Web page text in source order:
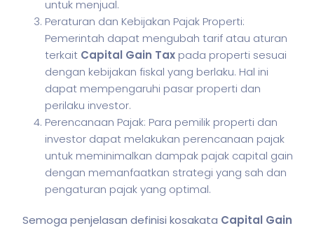
untuk menjual.
Peraturan dan Kebijakan Pajak Properti:
Pemerintah dapat mengubah tarif atau aturan
terkait Capital Gain Tax pada properti sesuai
dengan kebijakan fiskal yang berlaku. Hal ini
dapat mempengaruhi pasar properti dan
perilaku investor.
Perencanaan Pajak: Para pemilik properti dan
investor dapat melakukan perencanaan pajak
untuk meminimalkan dampak pajak capital gain
dengan memanfaatkan strategi yang sah dan
pengaturan pajak yang optimal.
Semoga penjelasan definisi kosakata Capital Gain